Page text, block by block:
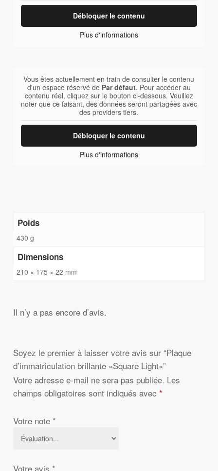
Débloquer le contenu
Plus d'informations
Vous êtes actuellement en train de consulter le contenu
d'un espace réservé de Par défaut. Pour accéder au
contenu réel, cliquez sur le bouton ci-dessous. Veuillez
noter que ce faisant, des données seront partagées avec
des providers tiers.
Débloquer le contenu
Plus d'informations
Poids
430 g
Dimensions
210 × 175 × 22 mm
Il n’y a pas encore d’avis.
Soyez le premier à laisser votre avis sur “Plaque
d’immatriculation brillante «Square Light»”
Votre adresse e-mail ne sera pas publiée. Les
champs obligatoires sont indiqués avec *
Votre note *
Votre avis *